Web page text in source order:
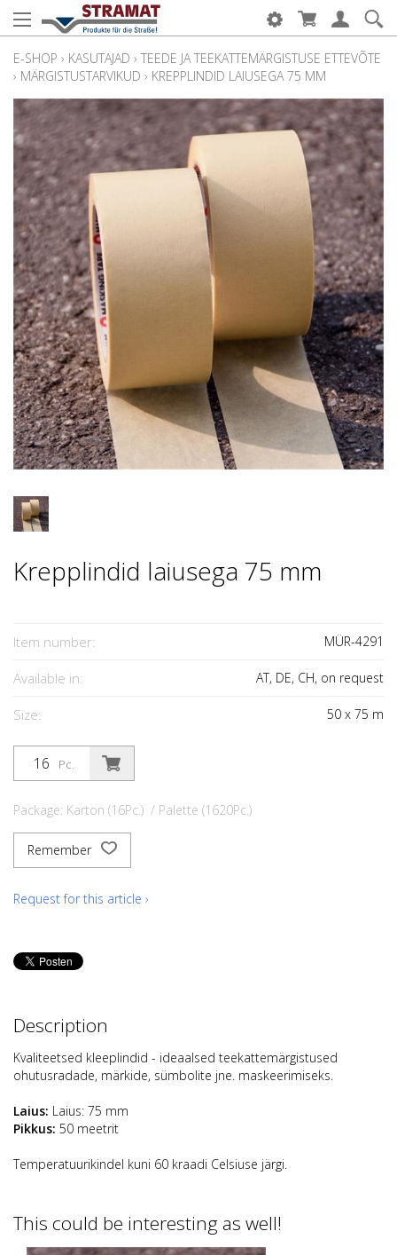
E-SHOP › KASUTAJAD › TEEDE JA TEEKATTEMÄRGISTUSE ETTEVÕTE
› MÄRGISTUSTARVIKUD › KREPPLINDID LAIUSEGA 75 MM
Krepplindid laiusega 75 mm
Item number: MÜR-4291
Available in: AT, DE, CH, on request
Size: 50 x 75 m
Pc.
Package: Karton (16Pc.) / Palette (1620Pc.)
Remember
Request for this article ›
Description
Kvaliteetsed kleeplindid - ideaalsed teekattemärgistused
ohutusradade, märkide, sümbolite jne. maskeerimiseks.
Laius: Laius: 75 mm
Pikkus: 50 meetrit
Temperatuurikindel kuni 60 kraadi Celsiuse järgi.
This could be interesting as well!